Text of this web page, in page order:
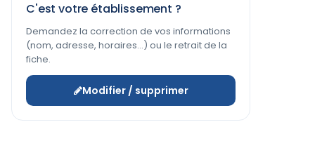
C'est votre établissement ?
Demandez la correction de vos informations
(nom, adresse, horaires…) ou le retrait de la
fiche.
Modifier / supprimer